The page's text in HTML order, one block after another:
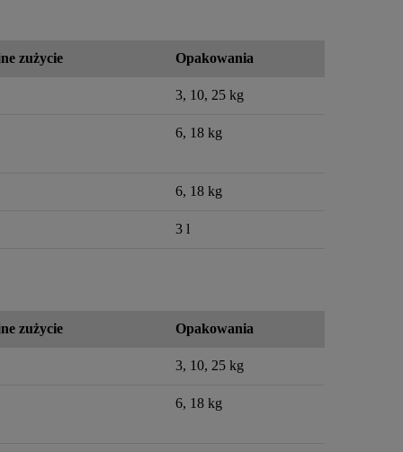
zużycie Opakowania
3, 10, 25 kg
6, 18 kg
6, 18 kg
3 l
zużycie Opakowania
3, 10, 25 kg
6, 18 kg